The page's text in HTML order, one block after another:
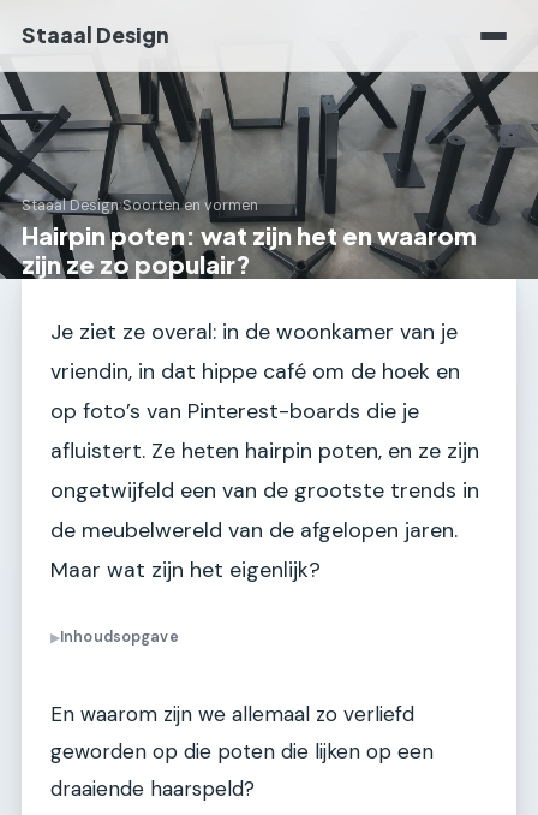
Staaal Design
Staaal Design›Soorten en vormen
Hairpin poten: wat zijn het en waarom
zijn ze zo populair?
Je ziet ze overal: in de woonkamer van je
vriendin, in dat hippe café om de hoek en
op foto’s van Pinterest-boards die je
afluistert. Ze heten hairpin poten, en ze zijn
ongetwijfeld een van de grootste trends in
de meubelwereld van de afgelopen jaren.
Maar wat zijn het eigenlijk?
▶Inhoudsopgave
En waarom zijn we allemaal zo verliefd
geworden op die poten die lijken op een
draaiende haarspeld?